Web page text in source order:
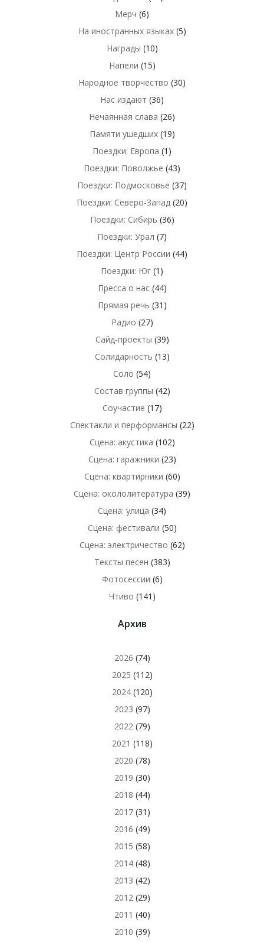
Мерч (6)
На иностранных языках(5)
Награды (10)
Напели (15)
Народное творчество (30)
Нас издают (36)
Нечаянная слава (26)
Памяти ушедших(19)
Поездки: Европа (1)
Поездки: Поволжье (43)
Поездки: Подмосковье (37)
Поездки: Северо-Запад (20)
Поездки: Сибирь (36)
Поездки: Урал (7)
Поездки: Центр России (44)
Поездки: Юг (1)
Пресса о нас(44)
Прямая речь (31)
Радио (27)
Сайд-проекты (39)
Солидарность (13)
Соло (54)
Состав группы (42)
Соучастие (17)
Спектакли и перформансы (22)
Сцена: акустика (102)
Сцена: гаражники (23)
Сцена: квартирники (60)
Сцена: окололитература (39)
Сцена: улица (34)
Сцена: фестивали (50)
Сцена: электричество (62)
Тексты песен (383)
Фотосессии (6)
Чтиво (141)
Архив
2026 (74)
2025 (112)
2024(120)
2023 (97)
2022(79)
2021 (118)
2020 (78)
2019 (30)
2018 (44)
2017(31)
2016 (49)
2015 (58)
2014(48)
2013 (42)
2012(29)
2011 (40)
2010 (39)